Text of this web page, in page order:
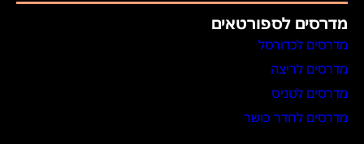
מדרסים לספורטאים
מדרסים לכדורסל
מדרסים לריצה
מדרסים לטניס
מדרסים לחדר כושר